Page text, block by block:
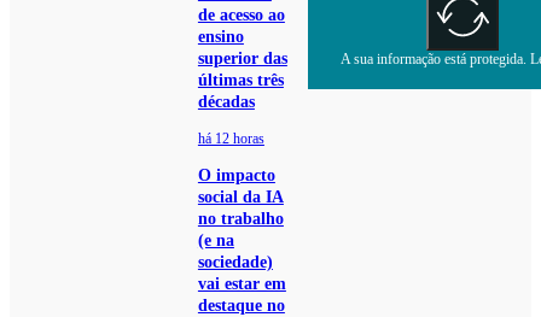
de acesso ao
ensino
superior das
últimas três
décadas
há 12 horas
O impacto
social da IA
no trabalho
(e na
sociedade)
vai estar em
destaque no
A sua informação está protegida.